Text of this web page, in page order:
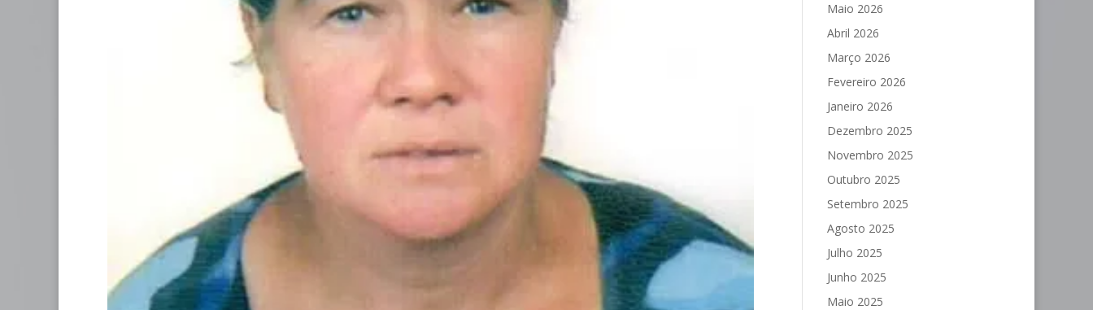
Maio 2026
Abril 2026
Março 2026
Fevereiro 2026
Janeiro 2026
Dezembro 2025
Novembro 2025
Outubro 2025
Setembro 2025
Agosto 2025
Julho 2025
Junho 2025
Maio 2025